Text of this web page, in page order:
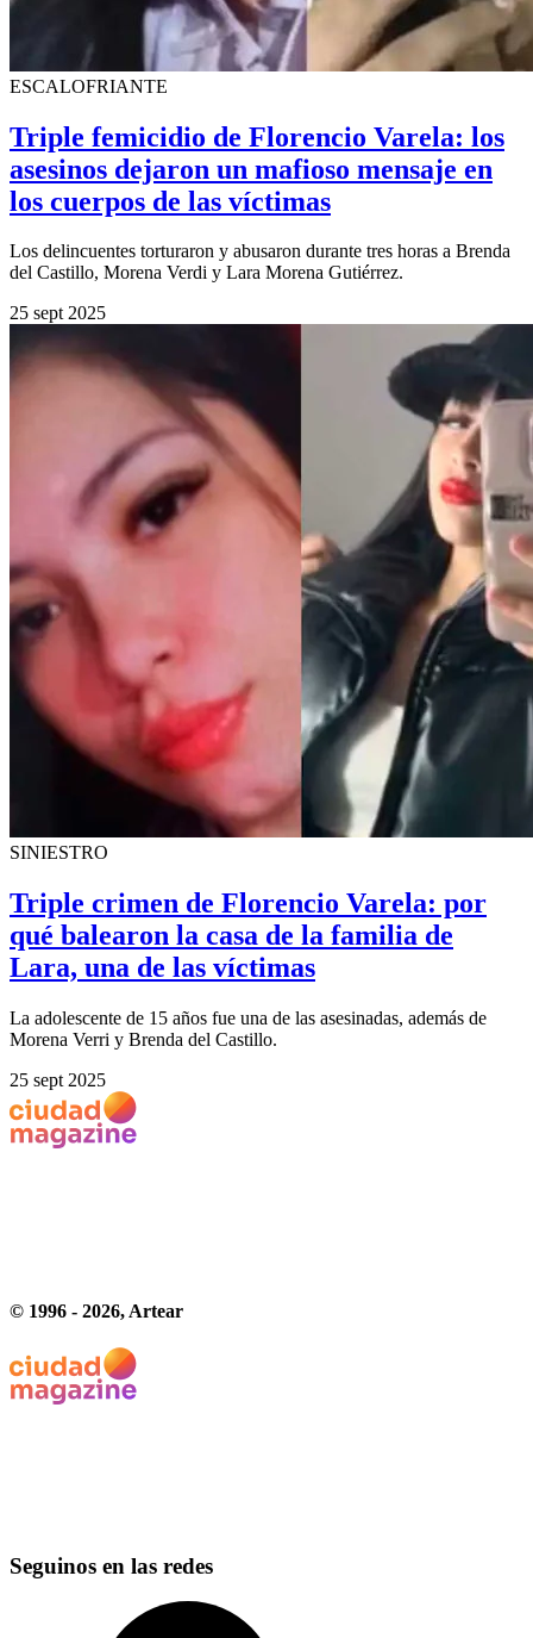
ESCALOFRIANTE
Triple femicidio de Florencio Varela: los
asesinos dejaron un mafioso mensaje en
los cuerpos de las víctimas
Los delincuentes torturaron y abusaron durante tres horas a Brenda
del Castillo, Morena Verdi y Lara Morena Gutiérrez.
25 sept 2025
SINIESTRO
Triple crimen de Florencio Varela: por
qué balearon la casa de la familia de
Lara, una de las víctimas
La adolescente de 15 años fue una de las asesinadas, además de
Morena Verri y Brenda del Castillo.
25 sept 2025
© 1996 - 2026, Artear
Seguinos en las redes